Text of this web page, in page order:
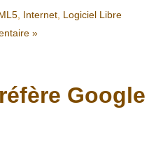
, Internet, Logiciel Libre
»
Google